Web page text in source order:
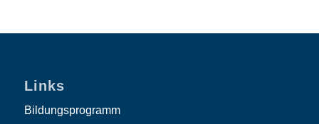
Links
Bildungsprogramm